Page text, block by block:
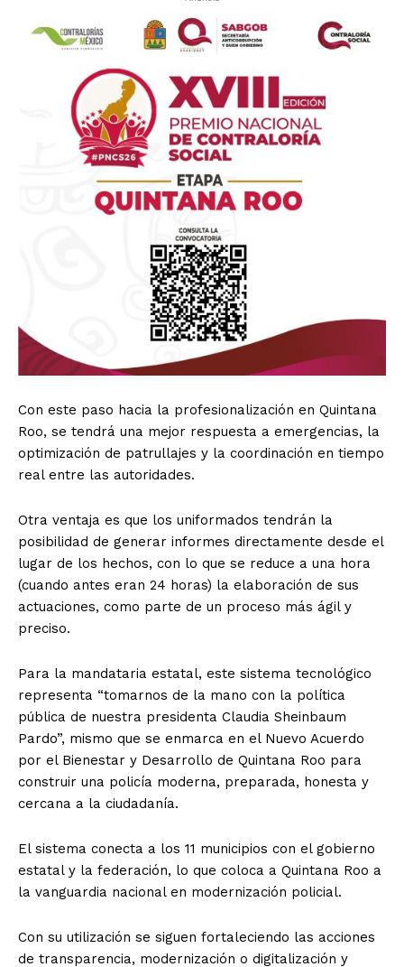
Con este paso hacia la profesionalización en Quintana
Roo, se tendrá una mejor respuesta a emergencias, la
optimización de patrullajes y la coordinación en tiempo
real entre las autoridades.
Otra ventaja es que los uniformados tendrán la
posibilidad de generar informes directamente desde el
lugar de los hechos, con lo que se reduce a una hora
(cuando antes eran 24 horas) la elaboración de sus
actuaciones, como parte de un proceso más ágil y
preciso.
Para la mandataria estatal, este sistema tecnológico
representa “tomarnos de la mano con la política
pública de nuestra presidenta Claudia Sheinbaum
Pardo”, mismo que se enmarca en el Nuevo Acuerdo
por el Bienestar y Desarrollo de Quintana Roo para
construir una policía moderna, preparada, honesta y
cercana a la ciudadanía.
El sistema conecta a los 11 municipios con el gobierno
estatal y la federación, lo que coloca a Quintana Roo a
la vanguardia nacional en modernización policial.
Con su utilización se siguen fortaleciendo las acciones
de transparencia, modernización o digitalización y